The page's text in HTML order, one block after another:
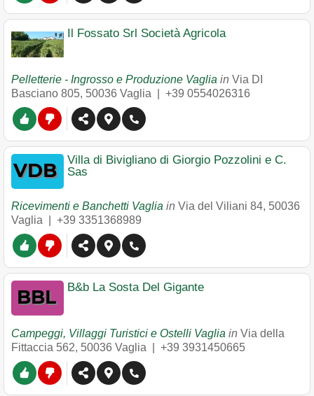
Il Fossato Srl Società Agricola
Pelletterie - Ingrosso e Produzione Vaglia in Via DI
Basciano 805, 50036 Vaglia +39 0554026316
Villa di Bivigliano di Giorgio Pozzolini e C.
Sas
Ricevimenti e Banchetti Vaglia in Via del Viliani 84, 50036
Vaglia
+39 3351368989
B&b La Sosta Del Gigante
Campeggi, Villaggi Turistici e Ostelli Vaglia in Via della
Fittaccia 562, 50036 Vaglia +39 3931450665